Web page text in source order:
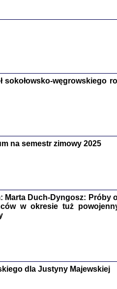
Zagłada Żydów.
red. i wstęp Barbara
sokołowsko-węgrowskiego
na semestr zimowy 2025
Duch-Dyngosz: Próby
w okresie tuż
dla Justyny Majewskiej